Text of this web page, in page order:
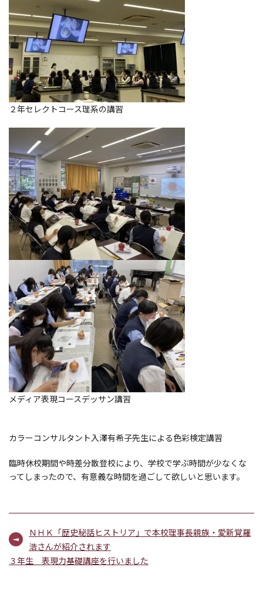
２年セレクトコース理系の講習
メディア表現コースデッサン講習
カラーコンサルタント入澤有希子先生による色彩検定講習
臨時休校期間や時差分散登校により、学校で学ぶ時間が少なくな
ってしまったので、有意義な時間を過ごして欲しいと思います。
ＮＨＫ「歴史秘話ヒストリア」で本校理事長親族・愛新覚羅
浩さんが紹介されます
３年生 表現力基礎講座を行いました